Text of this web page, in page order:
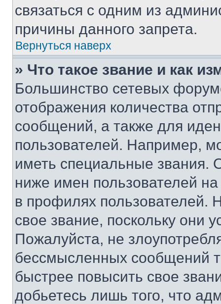
связаться с одним из
причины данного запрета.
Вернуться наверх
» Что такое звание и как
Большинство сетевых
отображения количества
сообщений, а также для
пользователей. Например,
иметь специальные звания.
ниже имен пользователей
в профилях
свое звание, поскольку они
Пожалуйста, не
бессмысленных сообщений
быстрее повысить свое
добьетесь лишь того, что